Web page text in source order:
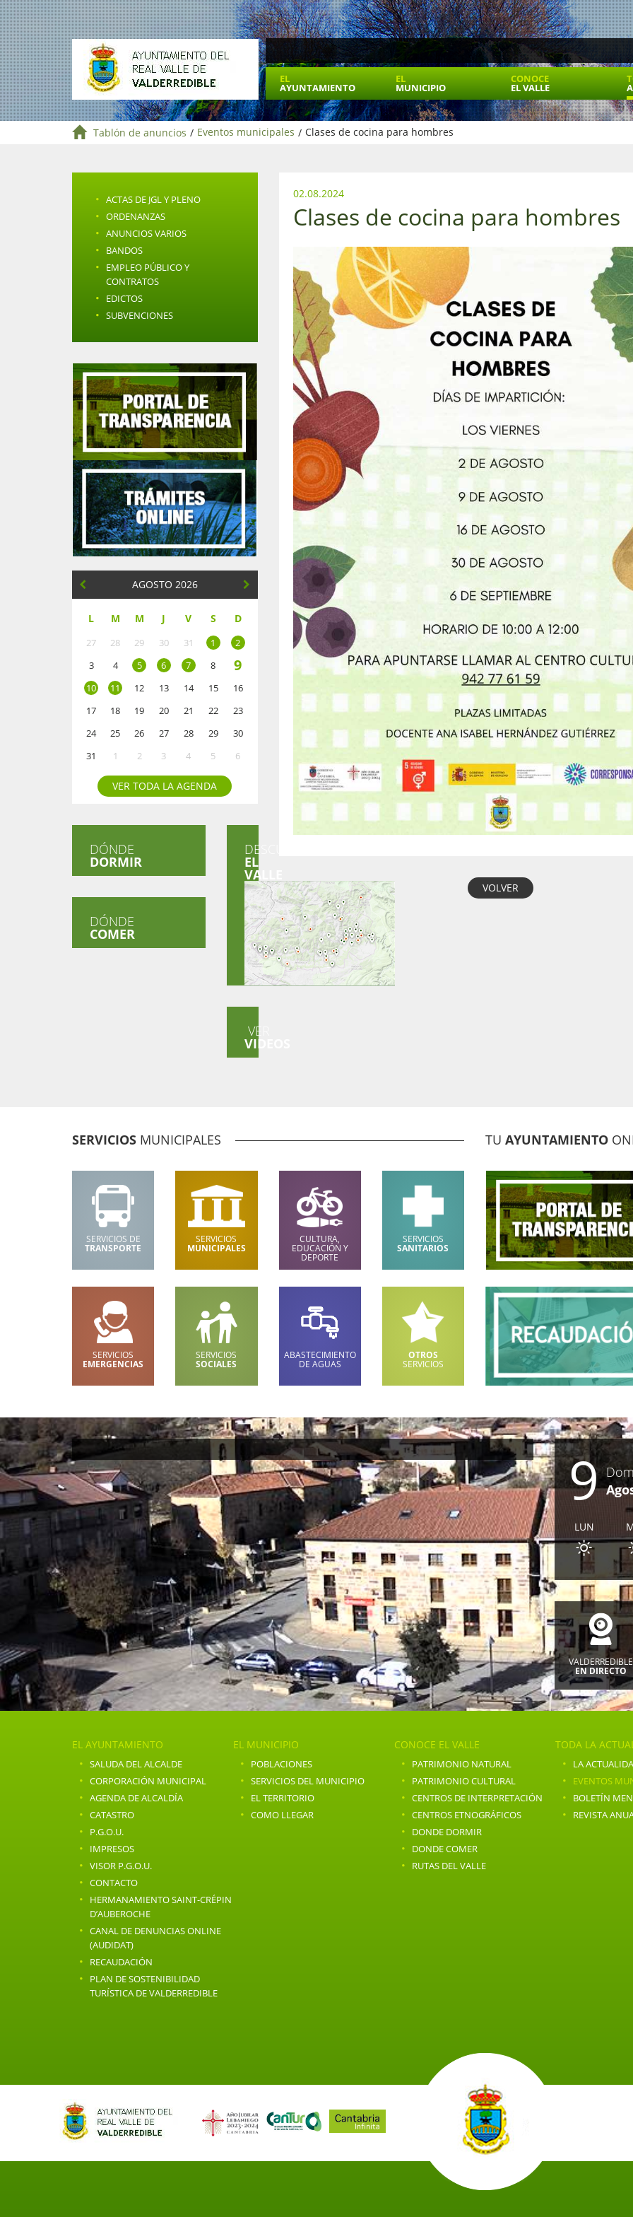
EL
AYUNTAMIENTO
EL
MUNICIPIO
CONOCE
EL VALLE
Tablón de anuncios / Eventos municipales / Clases de cocina para hombres
02.08.2024
Clases de cocina para hombres
VOLVER
· ACTAS DE JGL Y PLENO
· ORDENANZAS
· ANUNCIOS VARIOS
· BANDOS
·
EMPLEO PÚBLICO Y
CONTRATOS
· EDICTOS
· SUBVENCIONES
AGOSTO 2026
L M M J V S D
27 28 29 30 31 1
2
3
4 5 6 7 8 9
10 11 12 13 14 15
16
17
18 19 20 21 22
23
24
25 26 27 28 29
30
31
1 2 3 4 5 6
VER TODA LA AGENDA
DÓNDE
DORMIR
DÓNDE
COMER
DESCUBRE
EL
VALLE
VER
VIDEOS
SERVICIOS MUNICIPALES
SERVICIOS DE
TRANSPORTE
SERVICIOS
MUNICIPALES
CULTURA,
EDUCACIÓN Y
DEPORTE
SERVICIOS
SANITARIOS
SERVICIOS
EMERGENCIAS
SERVICIOS
SOCIALES
ABASTECIMIENTO
DE AGUAS
OTROS
SERVICIOS
TU AYUNTAMIENTO
9
LUN
VALDERREDIBLE
EN DIRECTO
EL AYUNTAMIENTO
· SALUDA DEL ALCALDE
· CORPORACIÓN MUNICIPAL
· AGENDA DE ALCALDÍA
· CATASTRO
· P.G.O.U.
· IMPRESOS
· VISOR P.G.O.U.
· CONTACTO
·
HERMANAMIENTO SAINT-CRÉPIN
D’AUBEROCHE
· CANAL DE DENUNCIAS ONLINE
(AUDIDAT)
· RECAUDACIÓN
·
PLAN DE SOSTENIBILIDAD
TURÍSTICA DE VALDERREDIBLE
EL MUNICIPIO
· POBLACIONES
· SERVICIOS DEL MUNICIPIO
· EL TERRITORIO
· COMO LLEGAR
CONOCE EL VALLE
· PATRIMONIO NATURAL
· PATRIMONIO CULTURAL
· CENTROS DE INTERPRETACIÓN
· CENTROS ETNOGRÁFICOS
· DONDE DORMIR
· DONDE COMER
· RUTAS DEL VALLE
TODA LA
· LA
· EVENTOS
· BOLETÍN
· REVISTA